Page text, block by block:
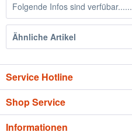
Folgende Infos sind verfübar......
Ähnliche Artikel
Service Hotline
Shop Service
Informationen